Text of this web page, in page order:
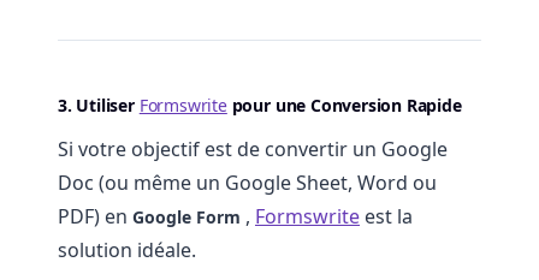
3. Utiliser Formswritepour une Conversion Rapide
Si votre objectif est de convertir un Google
Doc (ou même un Google Sheet, Word ou
PDF) en Google Form , Formswrite est la
solution idéale.